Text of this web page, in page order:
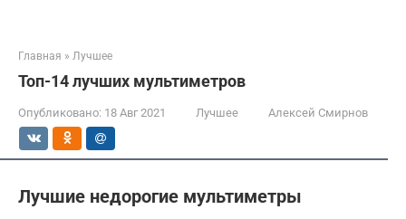
Главная » Лучшее
Топ-14 лучших мультиметров
Опубликовано: 18 Авг 2021 Лучшее Алексей Смирнов
Лучшие недорогие мультиметры